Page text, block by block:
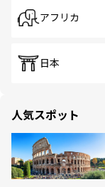
アフリカ
日本
人気スポット